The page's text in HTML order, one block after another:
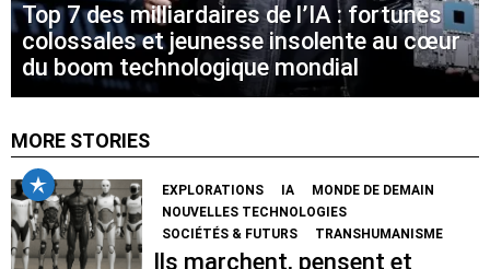
Top 7 des milliardaires de l’IA : fortunes
colossales et jeunesse insolente au cœur
du boom technologique mondial
MORE STORIES
EXPLORATIONS IA
MONDE DE DEMAIN
NOUVELLES TECHNOLOGIES
SOCIÉTÉS & FUTURS
TRANSHUMANISME
Ils marchent, pensent et